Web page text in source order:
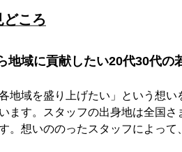
どころ
地域に貢献したい20代30代の
各地域を盛り上げたい」という想
ます。スタッフの出身地は全国
。想いののったスタッフによっ